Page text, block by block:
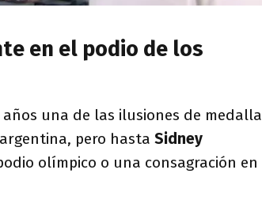
en el podio de los
una de las ilusiones de medalla
pero hasta Sidney
olímpico o una consagración en